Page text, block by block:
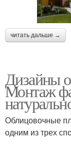
читать дальше →
Дизайны
Монтаж
Облицовочные
одним из трех